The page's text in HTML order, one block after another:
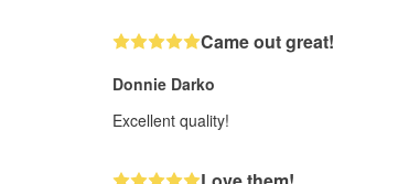
Came out great!
Donnie Darko
Excellent quality!